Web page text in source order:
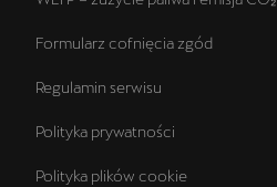
Formularz cofnięcia zgód
Regulamin serwisu
Polityka prywatności
Polityka plików cookie